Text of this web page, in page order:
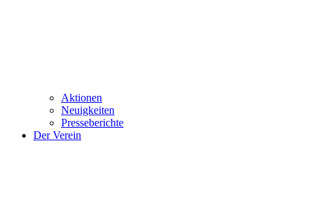
Aktionen
Neuigkeiten
Presseberichte
Der Verein